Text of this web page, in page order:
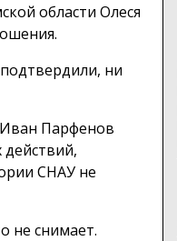
области Олеся
ни
Иван Парфенов
действий,
СНАУ не
не снимает.